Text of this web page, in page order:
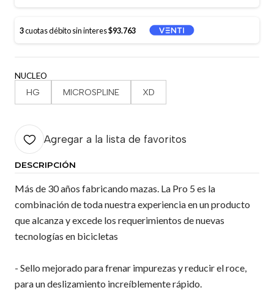
3cuotas débito sin interes$93.763
NUCLEO
HG MICROSPLINE XD
Agregar a la lista de favoritos
DESCRIPCIÓN
Más de 30 años fabricando mazas. La Pro 5 es la
combinación de toda nuestra experiencia en un producto
que alcanza y excede los requerimientos de nuevas
tecnologías en bicicletas
- Sello mejorado para frenar impurezas y reducir el roce,
para un deslizamiento increíblemente rápido.